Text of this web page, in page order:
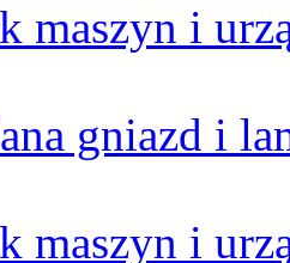
maszyn i
gniazd i
maszyn i